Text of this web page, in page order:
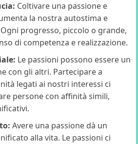
Coltivare una passione e
la nostra autostima e
progresso, piccolo o grande,
di competenza e realizzazione.
Le passioni possono essere un
con gli altri. Partecipare a
legati ai nostri interessi ci
persone con affinità simili,
Avere una passione dà un
alla vita. Le passioni ci